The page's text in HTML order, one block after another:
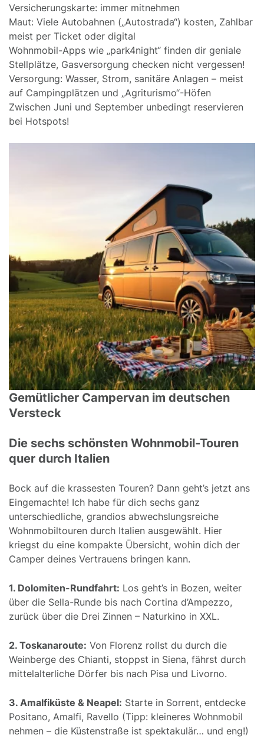
Versicherungskarte: immer mitnehmen
Maut: Viele Autobahnen („Autostrada“) kosten, Zahlbar
meist per Ticket oder digital
Wohnmobil-Apps wie „park4night“ finden dir geniale
Stellplätze, Gasversorgung checken nicht vergessen!
Versorgung: Wasser, Strom, sanitäre Anlagen – meist
auf Campingplätzen und „Agriturismo“-Höfen
Zwischen Juni und September unbedingt reservieren
bei Hotspots!
Gemütlicher Campervan im deutschen
Versteck
Die sechs schönsten Wohnmobil-Touren
quer durch Italien
Bock auf die krassesten Touren? Dann geht’s jetzt ans
Eingemachte! Ich habe für dich sechs ganz
unterschiedliche, grandios abwechslungsreiche
Wohnmobiltouren durch Italien ausgewählt. Hier
kriegst du eine kompakte Übersicht, wohin dich der
Camper deines Vertrauens bringen kann.
1. Dolomiten-Rundfahrt: Los geht’s in Bozen, weiter
über die Sella-Runde bis nach Cortina d’Ampezzo,
zurück über die Drei Zinnen – Naturkino in XXL.
2. Toskanaroute: Von Florenz rollst du durch die
Weinberge des Chianti, stoppst in Siena, fährst durch
mittelalterliche Dörfer bis nach Pisa und Livorno.
3. Amalfiküste & Neapel: Starte in Sorrent, entdecke
Positano, Amalfi, Ravello (Tipp: kleineres Wohnmobil
nehmen – die Küstenstraße ist spektakulär… und eng!)